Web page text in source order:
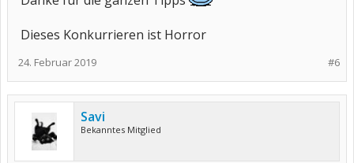
Dieses Konkurrieren ist Horror
#6
24. Februar 2019
Savi
Bekanntes Mitglied